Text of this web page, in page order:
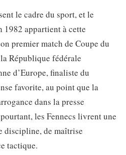
le cadre du sport, et le
1982 appartient à cette
premier match de Coupe du
République fédérale
d’Europe, finaliste du
favorite, au point que la
dans la presse
les Fennecs livrent une
discipline, de maîtrise
tactique.